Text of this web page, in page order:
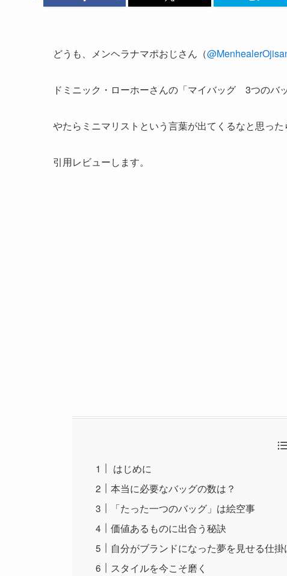
どうも、メンヘラナマポおじさん（
ドミニック・ローホーさんの「マイバッグ 3つのバ
やたらミニマリストという言葉が出てくるなと思った
引用レビューします。
はじめに
本当に必要なバッグの数は？
「たった一つのバッグ」は絵空事
価値あるものに出合う秘訣
自分がブランドになった夢を見せる仕掛
スタイルを今こそ磨く